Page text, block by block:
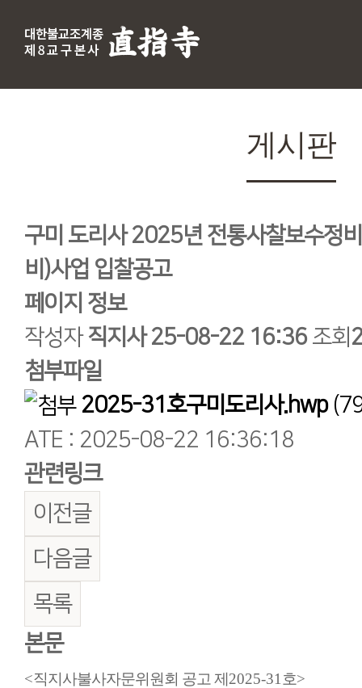
게시판
구미 도리사 2025년 전통사찰보수정
비)사업 입찰공고
페이지 정보
작성자직지사 25-08-22 16:36조회
첨부파일
2025-31호구미도리사.hwp
ATE : 2025-08-22 16:36:18
관련링크
이전글
다음글
목록
본문
<직지사불사자문위원회 공고 제2025-31 호>